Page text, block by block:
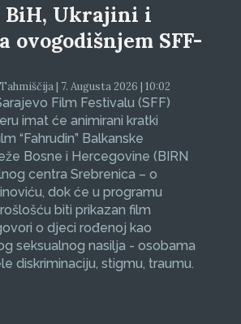
BiH, Ukrajini i
ovogodišnjem SFF-
| 7. Augusta 2026 | 10:02
Film Festivalu (SFF)
imat će animirani kratki
“Fahrudin” Balkanske
Bosne i Hercegovine (BIRN
centra Srebrenica – o
dok će u programu
biti prikazan film
o djeci rođenoj kao
seksualnog nasilja - osobama
diskriminaciju, stigmu, traumu.